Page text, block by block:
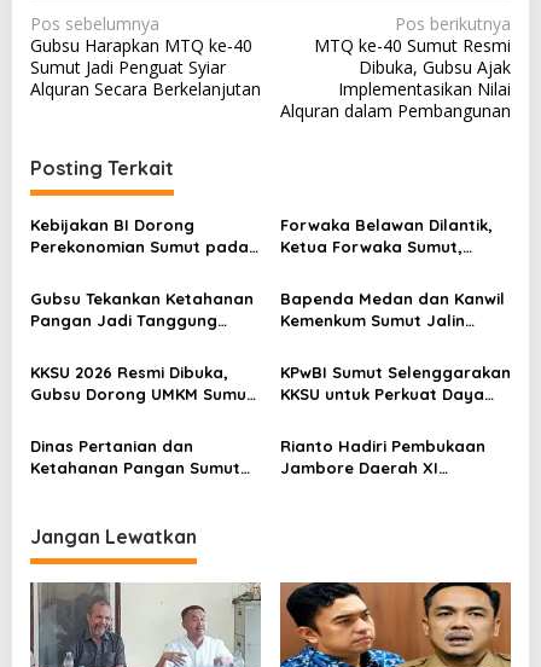
N
a
v
g
a
s
i
p
o
s
Pos sebelumnya
Gubsu Harapkan MTQ ke-40
Sumut Jadi Penguat Syiar
Alquran Secara Berkelanjutan
Pos berikutnya
MTQ ke-40 Sumut Resmi
Dibuka, Gubsu Ajak
Implementasikan Nilai
Alquran dalam Pembangunan
Posting Terkait
Kebijakan BI Dorong
Perekonomian Sumut pada
Forwaka Belawan Dilantik,
Ketua Forwaka Sumut,
Profesionalisme Wartawan
di Wilayah Hukum Kejari
Gubsu Tekankan Ketahanan
Pangan Jadi Tanggung
Tingkat Desa
Bapenda Medan dan Kanwil
Kemenkum Sumut Jalin
Kelola Perpajakan
KKSU 2026 Resmi Dibuka,
Gubsu Dorong UMKM Sumut
Global dan Tarik Investasi
KPwBI Sumut Selenggarakan
KKSU untuk Perkuat Daya
Penggerak Pertumbuhan
Ekonomi Daerah
Dinas Pertanian dan
Ketahanan Pangan Sumut
Rianto Hadiri Pembukaan
Jambore Daerah XI
Jangan Lewatkan